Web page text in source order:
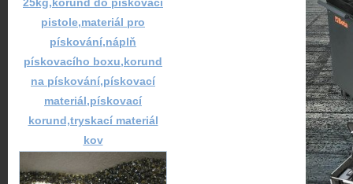
pistole,materiál pro
pískování,náplň
pískovacího boxu,korund
na pískování,pískovací
materiál,pískovací
korund,tryskací materiál
kov